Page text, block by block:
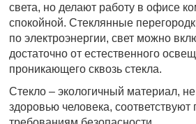
света, но делают работу в офисе
спокойной. Стеклянные
по электроэнергии, свет можно
достаточно от естественного
проникающего сквозь стекла.
Стекло – экологичный материал,
здоровью человека,